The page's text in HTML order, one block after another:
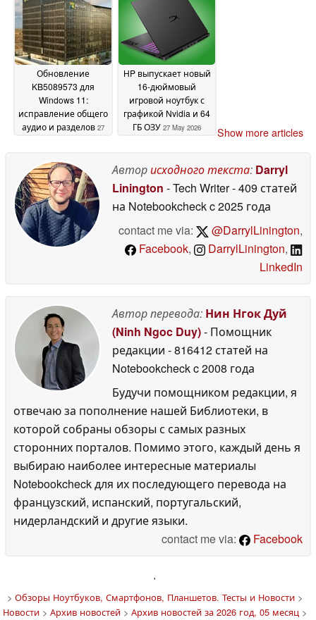
May 2026
Обновление
KB5089573 для
Windows 11:
исправление общего
аудио и разделов 27
HP выпускает новый
16-дюймовый
игровой ноутбук с
графикой Nvidia и 64
ГБ ОЗУ 27 May 2026 Show more articles
Авторисходного текста: Darryl
Linington - Tech Writer- 409 статей
на Notebookcheckc 2025 года
contact me via:
@DarrylLinington,
Facebook, DarrylLinington,
LinkedIn
Автор перевода: Нин Нгок Дуй
(Ninh Ngoc Duy)- Помощник
редакции - 816412 статей на
Notebookcheckc 2008 года
Будучи помощником редакции, я
отвечаю за пополнение нашей Библиотеки, в
которой собраны обзоры с самых разных
сторонних порталов. Помимо этого, каждый день я
выбираю наиболее интересные материалы
Notebookcheck для их последующего перевода на
французский, испанский, португальский,
нидерландский и другие языки.
contact me via:
Facebook
'
> Обзоры Ноутбуков, Смартфонов, Планшетов. Тесты и Новости>
Новости> Архив новостей> Архив новостей за 2026 год, 05 месяц>